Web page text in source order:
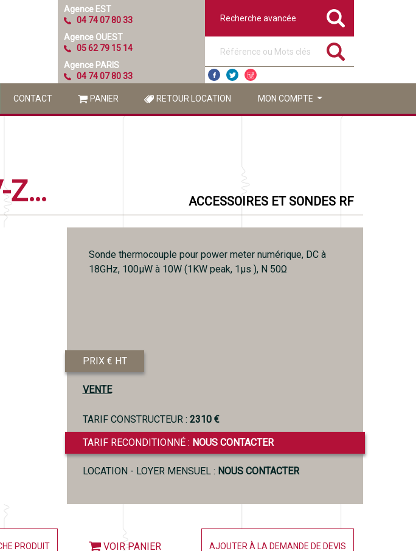
Agence EST
04 74 07 80 33
Agence OUEST
05 62 79 15 14
Agence PARIS
04 74 07 80 33
Recherche avancée
CONTACT PANIER RETOUR LOCATION MON COMPTE
ROHDE ET SCHWARZ NRV-Z53 ACCESSOIRES ET SONDES RF
Sonde thermocouple pour power meter numérique, DC à
18GHz, 100µW à 10W (1KW peak, 1µs ), N 50Ω
PRIX € HT
VENTE
TARIF CONSTRUCTEUR : 2310 €
TARIF RECONDITIONNÉ : NOUS CONTACTER
LOCATION - LOYER MENSUEL : NOUS CONTACTER
PRODUIT VOIR PANIER AJOUTER À LA DEMANDE DE DEVIS